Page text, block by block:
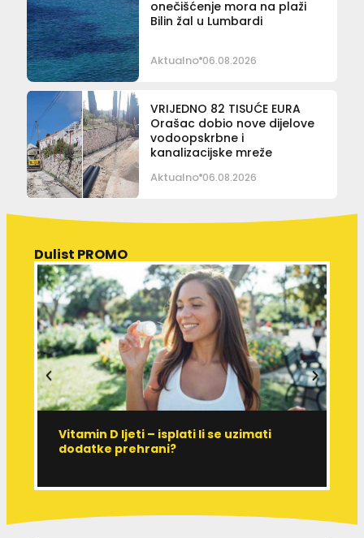
onečišćenje mora na plaži
Bilin žal u Lumbardi
Aktualno 06.08.2026
VRIJEDNO 82 TISUĆE EURA
Orašac dobio nove dijelove
vodoopskrbne i
kanalizacijske mreže
Aktualno 06.08.2026
Dulist PROMO
Vitamin D ljeti – isplati li se uzimati
dodatke prehrani?